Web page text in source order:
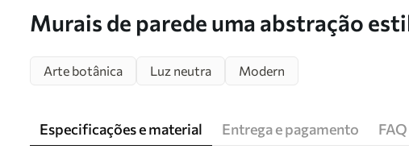
Murais de parede uma abstração
Arte botânica Luz neutra Modern
Especificações e material Entrega e pagamento FAQ